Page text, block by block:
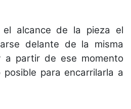
el alcance de la pieza el
delante de la misma
partir de ese momento
para encarrilarla a